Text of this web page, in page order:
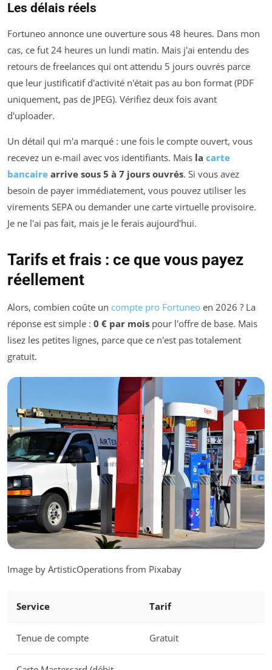
Les délais réels
Fortuneo annonce une ouverture sous 48 heures. Dans mon
cas, ce fut 24 heures un lundi matin. Mais j'ai entendu des
retours de freelances qui ont attendu 5 jours ouvrés parce
que leur justificatif d'activité n'était pas au bon format (PDF
uniquement, pas de JPEG). Vérifiez deux fois avant
d'uploader.
Un détail qui m'a marqué : une fois le compte ouvert, vous
recevez un e-mail avec vos identifiants. Mais la carte
bancaire arrive sous 5 à 7 jours ouvrés. Si vous avez
besoin de payer immédiatement, vous pouvez utiliser les
virements SEPA ou demander une carte virtuelle provisoire.
Je ne l'ai pas fait, mais je le ferais aujourd'hui.
Tarifs et frais : ce que vous payez
réellement
Alors, combien coûte un compte pro Fortuneo en 2026 ? La
réponse est simple : 0 € par mois pour l'offre de base. Mais
lisez les petites lignes, parce que ce n'est pas totalement
gratuit.
Image by ArtisticOperations from Pixabay
Service Tarif
Tenue de compte Gratuit